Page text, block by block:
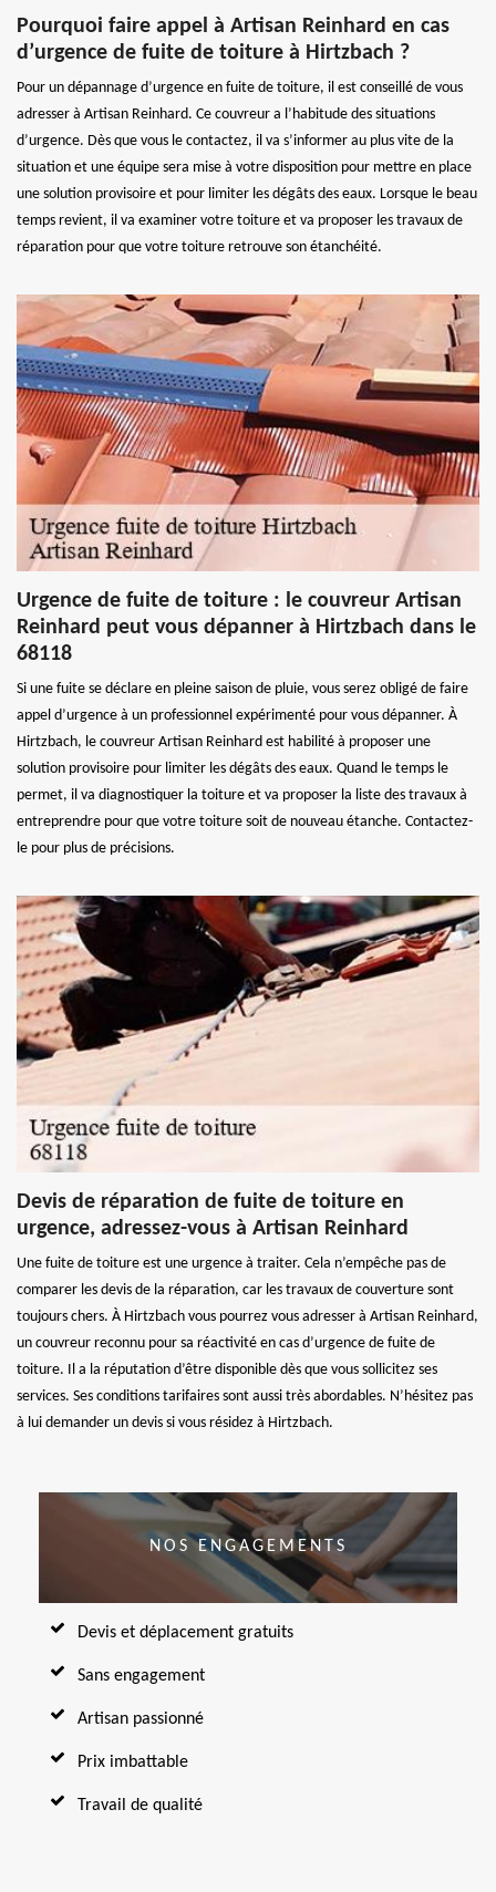
Pourquoi faire appel à Artisan Reinhard en cas
d’urgence de fuite de toiture à Hirtzbach ?
Pour un dépannage d’urgence en fuite de toiture, il est conseillé de vous
adresser à Artisan Reinhard. Ce couvreur a l’habitude des situations
d’urgence. Dès que vous le contactez, il va s’informer au plus vite de la
situation et une équipe sera mise à votre disposition pour mettre en place
une solution provisoire et pour limiter les dégâts des eaux. Lorsque le beau
temps revient, il va examiner votre toiture et va proposer les travaux de
réparation pour que votre toiture retrouve son étanchéité.
Urgence de fuite de toiture : le couvreur Artisan
Reinhard peut vous dépanner à Hirtzbach dans le
68118
Si une fuite se déclare en pleine saison de pluie, vous serez obligé de faire
appel d’urgence à un professionnel expérimenté pour vous dépanner. À
Hirtzbach, le couvreur Artisan Reinhard est habilité à proposer une
solution provisoire pour limiter les dégâts des eaux. Quand le temps le
permet, il va diagnostiquer la toiture et va proposer la liste des travaux à
entreprendre pour que votre toiture soit de nouveau étanche. Contactez-
le pour plus de précisions.
Devis de réparation de fuite de toiture en
urgence, adressez-vous à Artisan Reinhard
Une fuite de toiture est une urgence à traiter. Cela n’empêche pas de
comparer les devis de la réparation, car les travaux de couverture sont
toujours chers. À Hirtzbach vous pourrez vous adresser à Artisan Reinhard,
un couvreur reconnu pour sa réactivité en cas d’urgence de fuite de
toiture. Il a la réputation d’être disponible dès que vous sollicitez ses
services. Ses conditions tarifaires sont aussi très abordables. N’hésitez pas
à lui demander un devis si vous résidez à Hirtzbach.
NOS ENGAGEMENTS
Devis et déplacement gratuits
Sans engagement
Artisan passionné
Prix imbattable
Travail de qualité